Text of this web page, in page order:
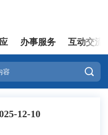
登录
办事服务 互动交流

12-10